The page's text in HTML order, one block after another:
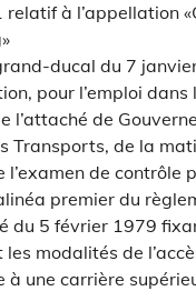
à l’appellation
ducal du 7
pour l’emploi dans
l’attaché de
Transports, de la
l’examen de contrôle
premier du
du 5 février 1979
modalités de
à une carrière